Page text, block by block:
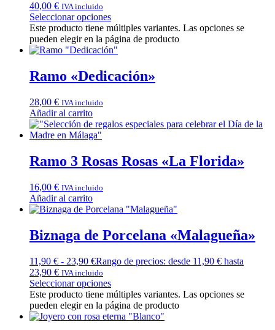
40,00 € IVA incluido
Seleccionar opciones
Este producto tiene múltiples variantes. Las opciones se
pueden elegir en la página de producto
Ramo «Dedicación»
28,00 € IVA incluido
Añadir al carrito
Ramo 3 Rosas Rosas «La Florida»
16,00 € IVA incluido
Añadir al carrito
Biznaga de Porcelana «Malagueña»
11,90 € - 23,90 €Rango de precios: desde 11,90 € hasta
23,90 € IVA incluido
Seleccionar opciones
Este producto tiene múltiples variantes. Las opciones se
pueden elegir en la página de producto